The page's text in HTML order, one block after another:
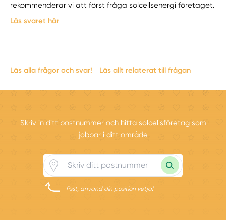
rekommenderar vi att först fråga solcellsenergi företaget.
Läs svaret här
Läs alla frågor och svar! Läs allt relaterat till frågan
Skriv in ditt postnummer och hitta solcellsföretag som
jobbar i ditt område
Psst, använd din position vetja!